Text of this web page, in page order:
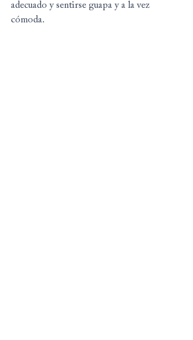
adecuado y sentirse guapa y a la vez
cómoda.